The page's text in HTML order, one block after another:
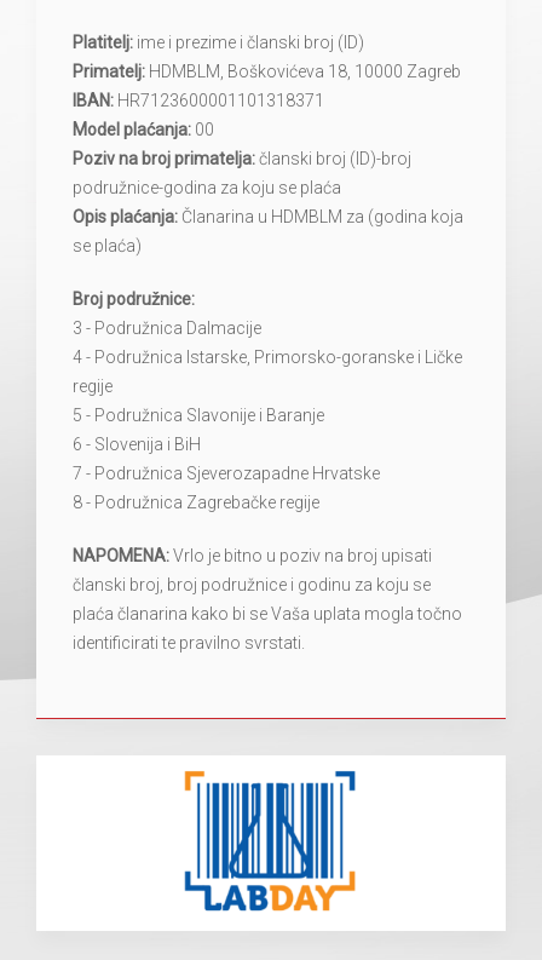
Platitelj: ime i prezime i članski broj (ID)
Primatelj: HDMBLM, Boškovićeva 18, 10000 Zagreb
IBAN: HR7123600001101318371
Model plaćanja: 00
Poziv na broj primatelja:članski broj (ID)-broj
podružnice-godina za koju se plaća
Opis plaćanja: Članarina u HDMBLM za (godina koja
se plaća)
Broj podružnice:
3 - Podružnica Dalmacije
4 - Podružnica Istarske, Primorsko-goranske i Ličke
regije
5 - Podružnica Slavonije i Baranje
6 - Slovenija i BiH
7 - Podružnica Sjeverozapadne Hrvatske
8 - Podružnica Zagrebačke regije
NAPOMENA:Vrlo je bitno u poziv na broj upisati
članski broj, broj podružnice i godinu za koju se
plaća članarina kako bi se Vaša uplata mogla točno
identificirati te pravilno svrstati.